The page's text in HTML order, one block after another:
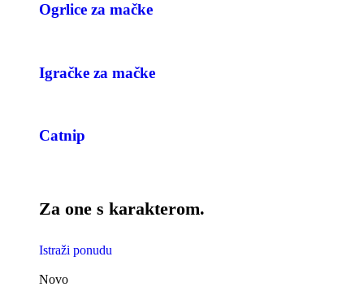
Ogrlice za mačke
Igračke za mačke
Catnip
Za one s karakterom.
Istraži ponudu
Novo